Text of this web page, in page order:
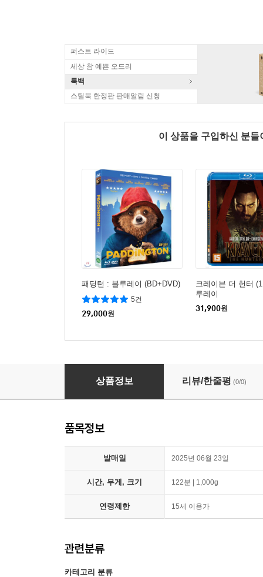
퍼스트 라이드
세상 참 예쁜 오드리
룩백
스틸북 한정판 판매알림 신청
이 상품을 구입하신 분
패딩턴 : 블루레이 (BD+DVD)
5건
29,000원
크레이븐 더 헌터
루레이
31,900원
검은 수녀들 (1Disc)
상품정보 리뷰/한줄평 (0/0)
품목정보
발매일 2025년 06월 23일
시간, 무게, 크기 122분 | 1,000g
연령제한 15세 이용가
관련분류
카테고리 분류